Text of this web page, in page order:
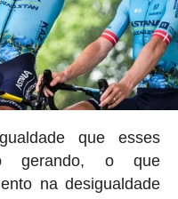
que esses
gerando, o que
na desigualdade